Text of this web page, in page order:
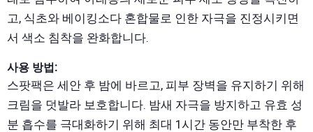
고, 식초와 베이킹소다 혼합물로 인한 자극을 진정시키면
서 색소 침착을 완화합니다.
사용 방법:
스팟팩은 세안 후 밤에 바르고, 피부 장벽을 유지하기 위해
크림을 덧발라 보호합니다. 밤새 자극을 방지하고 유효 성
분 흡수를 극대화하기 위해 최대 1시간 동안만 부착한 후